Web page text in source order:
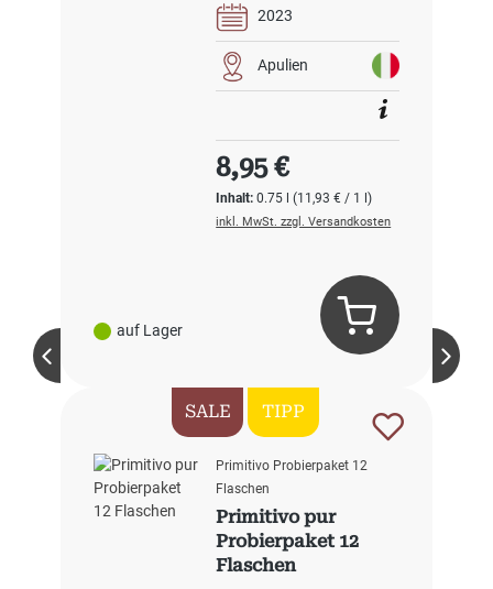
auf Lager
2023
Apulien
Inhalt:0.75 l(11,93 € / 1 l)
Regulärer Preis:
8,95 €
inkl. MwSt. zzgl. Versandkosten
SALE TIPP
Primitivo Probierpaket 12
Flaschen
Primitivo pur
Probierpaket 12
Flaschen